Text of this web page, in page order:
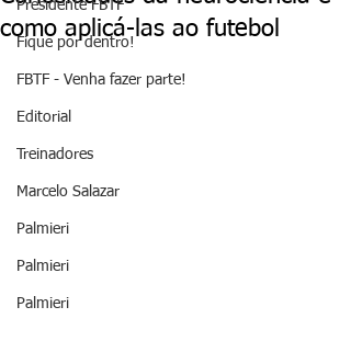
Presidente FBTF
Fique por dentro!
FBTF - Venha fazer parte!
Editorial
Treinadores
Marcelo Salazar
Palmieri
Palmieri
Palmieri
como aplicá-las ao futebol